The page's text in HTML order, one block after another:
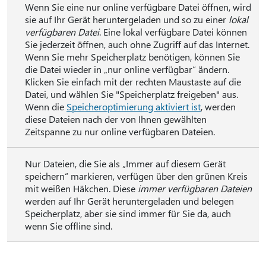
Wenn Sie eine nur online verfügbare Datei öffnen, wird
sie auf Ihr Gerät heruntergeladen und so zu einer lokal
verfügbaren Datei. Eine lokal verfügbare Datei können
Sie jederzeit öffnen, auch ohne Zugriff auf das Internet.
Wenn Sie mehr Speicherplatz benötigen, können Sie
die Datei wieder in „nur online verfügbar“ ändern.
Klicken Sie einfach mit der rechten Maustaste auf die
Datei, und wählen Sie "Speicherplatz freigeben" aus.
Wenn die Speicheroptimierung aktiviert ist, werden
diese Dateien nach der von Ihnen gewählten
Zeitspanne zu nur online verfügbaren Dateien.
Nur Dateien, die Sie als „Immer auf diesem Gerät
speichern“ markieren, verfügen über den grünen Kreis
mit weißen Häkchen. Diese immer verfügbaren Dateien
werden auf Ihr Gerät heruntergeladen und belegen
Speicherplatz, aber sie sind immer für Sie da, auch
wenn Sie offline sind.